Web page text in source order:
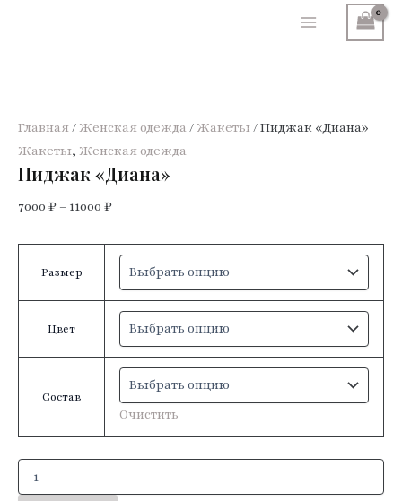
Главная/Женская одежда/Жакеты/ Пиджак «Диана»
Жакеты, Женская одежда
Пиджак «Диана»
7000 ₽ – 11000 ₽
Размер
Цвет
Состав
Очистить
Количество
товара